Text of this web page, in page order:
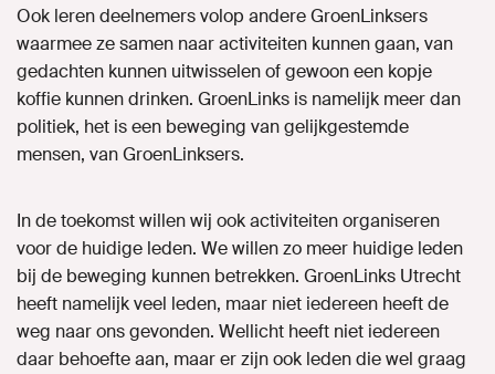
Ook leren deelnemers volop andere GroenLinksers
waarmee ze samen naar activiteiten kunnen gaan, van
gedachten kunnen uitwisselen of gewoon een kopje
koffie kunnen drinken. GroenLinks is namelijk meer dan
politiek, het is een beweging van gelijkgestemde
mensen, van GroenLinksers.
In de toekomst willen wij ook activiteiten organiseren
voor de huidige leden. We willen zo meer huidige leden
bij de beweging kunnen betrekken. GroenLinks Utrecht
heeft namelijk veel leden, maar niet iedereen heeft de
weg naar ons gevonden. Wellicht heeft niet iedereen
daar behoefte aan, maar er zijn ook leden die wel graag